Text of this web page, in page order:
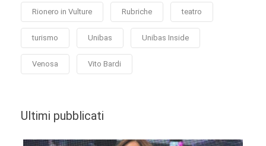
Rionero in Vulture Rubriche teatro
turismo Unibas Unibas Inside
Venosa Vito Bardi
Ultimi pubblicati